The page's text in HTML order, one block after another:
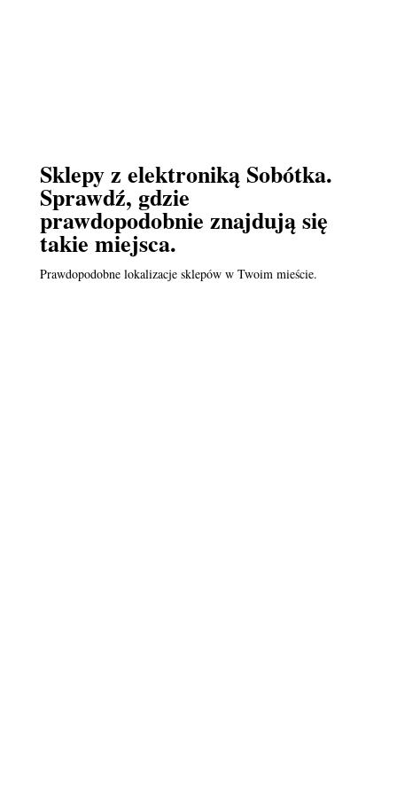
Sklepy z elektroniką Sobótka.
Sprawdź, gdzie
prawdopodobnie znajdują się
takie miejsca.
Prawdopodobne lokalizacje sklepów w Twoim mieście.